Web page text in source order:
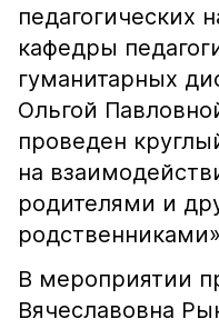
педагогических
кафедры
гуманитарных
Ольгой
проведен
на
родителями и
В мероприятии
Вячеславовна